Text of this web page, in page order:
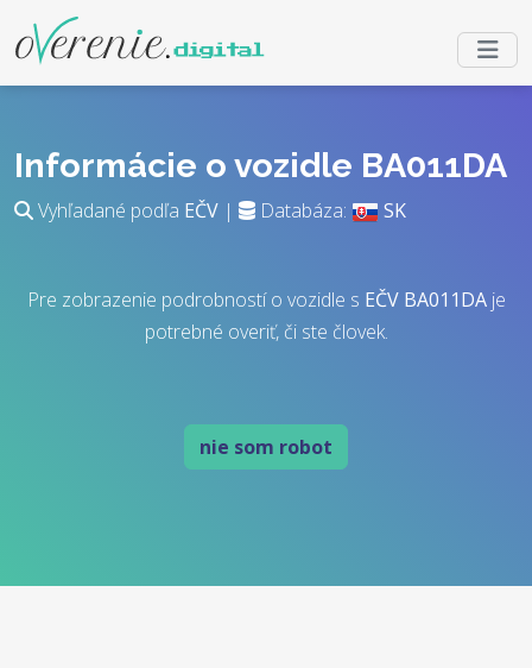
Informácie o vozidle BA011DA
Vyhľadané podľa EČV | Databáza: SK
Pre zobrazenie podrobností o vozidle s EČV BA011DAje
potrebné overiť, či ste človek.
nie som robot